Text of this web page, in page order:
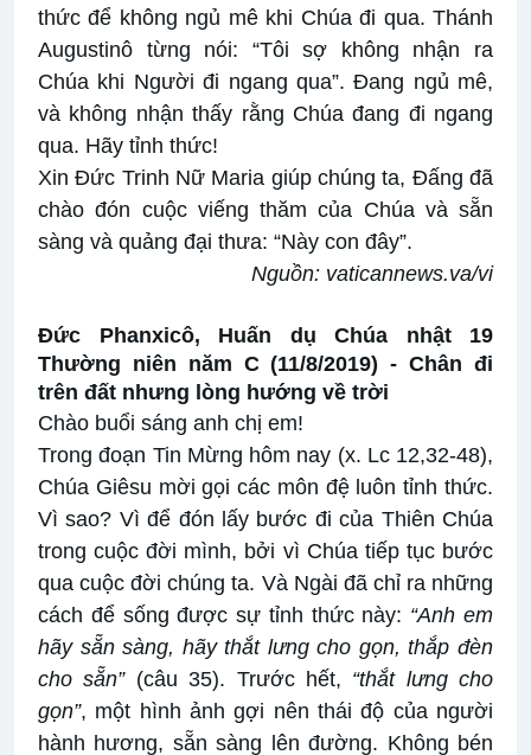
thức để không ngủ mê khi Chúa đi qua. Thánh
Augustinô từng nói: “Tôi sợ không nhận ra
Chúa khi Người đi ngang qua”. Đang ngủ mê,
và không nhận thấy rằng Chúa đang đi ngang
qua. Hãy tỉnh thức!
Xin Đức Trinh Nữ Maria giúp chúng ta, Đấng đã
chào đón cuộc viếng thăm của Chúa và sẵn
sàng và quảng đại thưa: “Này con đây”.
Nguồn: vaticannews.va/vi
Đức Phanxicô, Huấn dụ Chúa nhật 19
Thường niên năm C (11/8/2019) -Chân đi
trên đất nhưng lòng hướng về trời
Chào buổi sáng anh chị em!
Trong đoạn Tin Mừng hôm nay (x. Lc 12,32-48),
Chúa Giêsu mời gọi các môn đệ luôn tỉnh thức.
Vì sao? Vì để đón lấy bước đi của Thiên Chúa
trong cuộc đời mình, bởi vì Chúa tiếp tục bước
qua cuộc đời chúng ta. Và Ngài đã chỉ ra những
cách để sống được sự tỉnh thức này: “Anh em
hãy sẵn sàng, hãy thắt lưng cho gọn, thắp đèn
cho sẵn”(câu 35). Trước hết, “thắt lưng cho
gọn”, một hình ảnh gợi nên thái độ của người
hành hương, sẵn sàng lên đường. Không bén